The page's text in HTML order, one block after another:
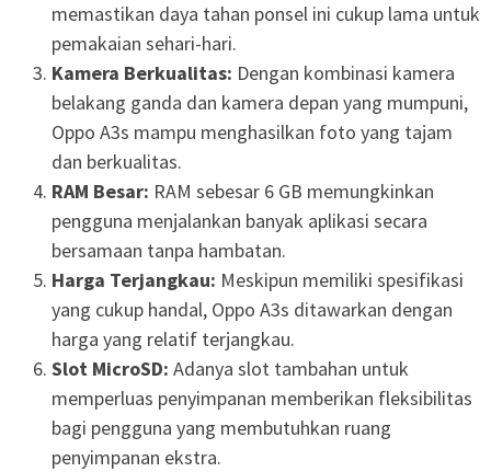
memastikan daya tahan ponsel ini cukup lama untuk
pemakaian sehari-hari.
Kamera Berkualitas: Dengan kombinasi kamera
belakang ganda dan kamera depan yang mumpuni,
Oppo A3s mampu menghasilkan foto yang tajam
dan berkualitas.
RAM Besar: RAM sebesar 6 GB memungkinkan
pengguna menjalankan banyak aplikasi secara
bersamaan tanpa hambatan.
Harga Terjangkau: Meskipun memiliki spesifikasi
yang cukup handal, Oppo A3s ditawarkan dengan
harga yang relatif terjangkau.
Slot MicroSD: Adanya slot tambahan untuk
memperluas penyimpanan memberikan fleksibilitas
bagi pengguna yang membutuhkan ruang
penyimpanan ekstra.